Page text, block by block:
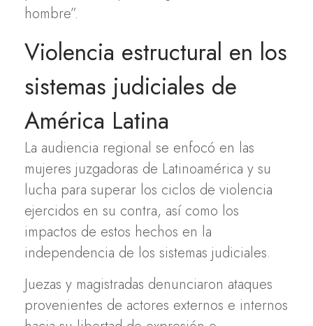
hombre”.
Violencia estructural en los
sistemas judiciales de
América Latina
La audiencia regional se enfocó en las
mujeres juzgadoras de Latinoamérica y su
lucha para superar los ciclos de violencia
ejercidos en su contra, así como los
impactos de estos hechos en la
independencia de los sistemas judiciales.
Juezas y magistradas denunciaron ataques
provenientes de actores externos e internos